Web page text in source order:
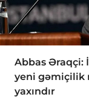
Abbas Əraqçi:
yeni gəmiçilik
yaxındır